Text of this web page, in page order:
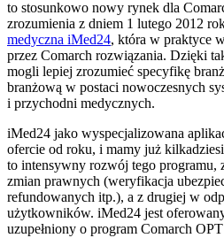
to stosunkowo nowy rynek dla
zrozumienia z dniem 1 lutego 2012
medyczna iMed24, która w praktyce
przez Comarch rozwiązania. Dzięki
mogli lepiej zrozumieć specyfikę
branżową w postaci nowoczesnych
i przychodni medycznych.
iMed24 jako wyspecjalizowana
ofercie od roku, i mamy już
to intensywny rozwój tego programu,
zmian prawnych (weryfikacja
refundowanych itp.), a z drugiej w
użytkowników. iMed24 jest
uzupełniony o program Comarch